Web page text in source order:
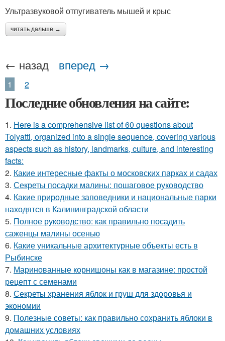
Ультразвуковой отпугиватель мышей и крыс
читать дальше →
← назад вперед →
1 2
Последние обновления на сайте:
1. Here is a comprehensive list of 60 questions about
Tolyatti, organized into a single sequence, covering various
aspects such as history, landmarks, culture, and interesting
facts:
2. Какие интересные факты о московских парках и садах
3. Секреты посадки малины: пошаговое руководство
4. Какие природные заповедники и национальные парки
находятся в Калининградской области
5. Полное руководство: как правильно посадить
саженцы малины осенью
6. Какие уникальные архитектурные объекты есть в
Рыбинске
7. Маринованные корнишоны как в магазине: простой
рецепт с семенами
8. Секреты хранения яблок и груш для здоровья и
экономии
9. Полезные советы: как правильно сохранить яблоки в
домашних условиях